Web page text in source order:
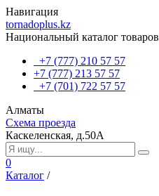
Навигация
tornadoplus.kz
Национальный каталог товаров
+7 (777) 210 57 57
+7 (777) 213 57 57
+7 (701) 722 57 57
Алматы
Схема проезда
Каскеленская, д.50А
0
Каталог /